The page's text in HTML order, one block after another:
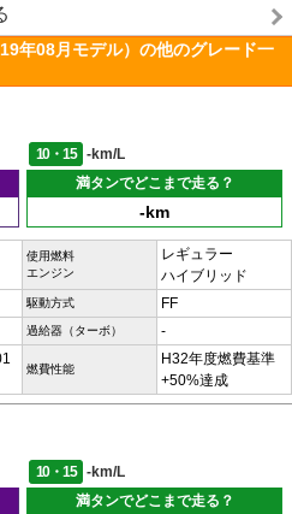
年08月モデル）の他のグレード一
10・15
-km/L
満タンでどこまで走る？
-km
使用燃料
エンジン
レギュラー
ハイブリッド
駆動方式 FF
過給器（ターボ） -
燃費性能
H32年度燃費基準
+50%達成
10・15
-km/L
満タンでどこまで走る？